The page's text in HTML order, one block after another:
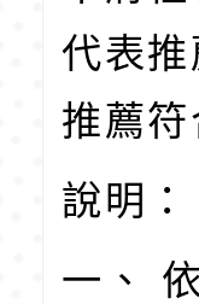
代表
推薦
說明：
一、